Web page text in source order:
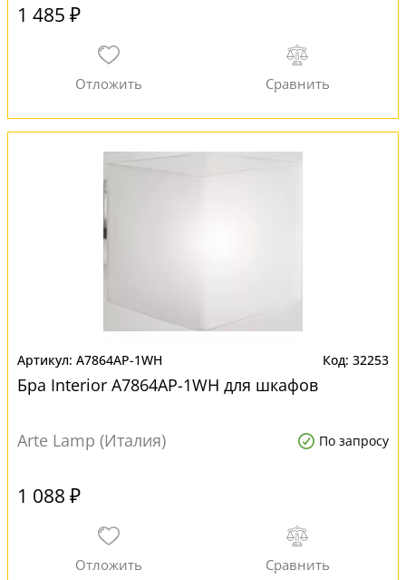
1 485 ₽
A7864AP-1WH 32253
Бра Interior A7864AP-1WH для шкафов
Arte Lamp (Италия) По запросу
1 088 ₽